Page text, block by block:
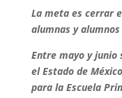
La meta es cerrar
alumnas y
Entre mayo y junio
el Estado de
para la Escuela